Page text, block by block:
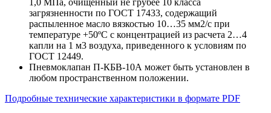
1,0 МПа, очищенный не грубее 10 класса
загрязненности по ГОСТ 17433, содержащий
распыленное масло вязкостью 10…35 мм2/с при
температуре +50ºС с концентрацией из расчета 2…4
капли на 1 м3 воздуха, приведенного к условиям по
ГОСТ 12449.
Пневмоклапан П-КБВ-10А может быть установлен в
любом пространственном положении.
Подробные технические характеристики в формате PDF